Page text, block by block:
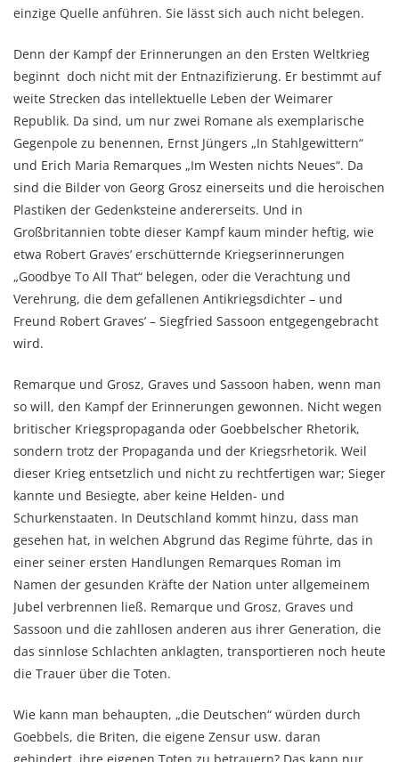
einzige Quelle anführen. Sie lässt sich auch nicht belegen.
Denn der Kampf der Erinnerungen an den Ersten Weltkrieg
beginnt doch nicht mit der Entnazifizierung. Er bestimmt auf
weite Strecken das intellektuelle Leben der Weimarer
Republik. Da sind, um nur zwei Romane als exemplarische
Gegenpole zu benennen, Ernst Jüngers „In Stahlgewittern“
und Erich Maria Remarques „Im Westen nichts Neues“. Da
sind die Bilder von Georg Grosz einerseits und die heroischen
Plastiken der Gedenksteine andererseits. Und in
Großbritannien tobte dieser Kampf kaum minder heftig, wie
etwa Robert Graves’ erschütternde Kriegserinnerungen
„Goodbye To All That“ belegen, oder die Verachtung und
Verehrung, die dem gefallenen Antikriegsdichter – und
Freund Robert Graves’ – Siegfried Sassoon entgegengebracht
wird.
Remarque und Grosz, Graves und Sassoon haben, wenn man
so will, den Kampf der Erinnerungen gewonnen. Nicht wegen
britischer Kriegspropaganda oder Goebbelscher Rhetorik,
sondern trotz der Propaganda und der Kriegsrhetorik. Weil
dieser Krieg entsetzlich und nicht zu rechtfertigen war; Sieger
kannte und Besiegte, aber keine Helden- und
Schurkenstaaten. In Deutschland kommt hinzu, dass man
gesehen hat, in welchen Abgrund das Regime führte, das in
einer seiner ersten Handlungen Remarques Roman im
Namen der gesunden Kräfte der Nation unter allgemeinem
Jubel verbrennen ließ. Remarque und Grosz, Graves und
Sassoon und die zahllosen anderen aus ihrer Generation, die
das sinnlose Schlachten anklagten, transportieren noch heute
die Trauer über die Toten.
Wie kann man behaupten, „die Deutschen“ würden durch
Goebbels, die Briten, die eigene Zensur usw. daran